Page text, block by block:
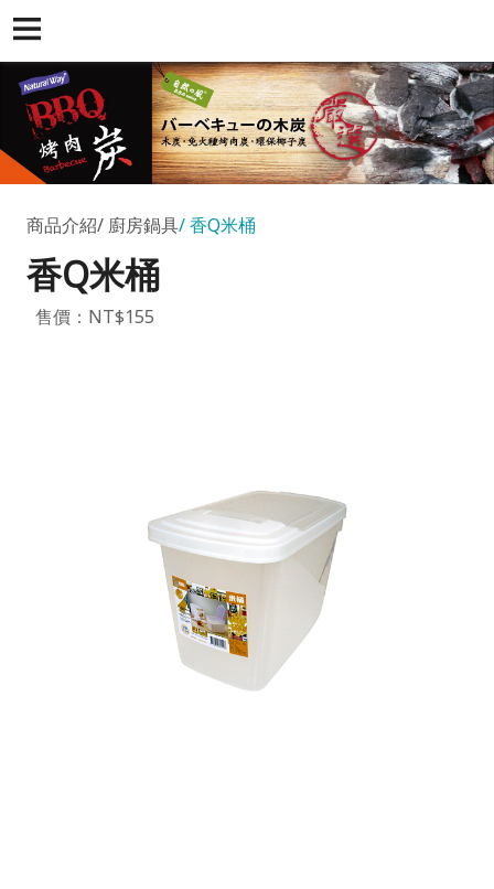
商品介紹 廚房鍋具 香Q米桶
香Q米桶
售價：NT$155